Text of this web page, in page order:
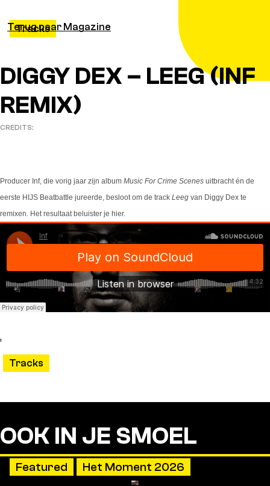
Tracks
Terug naar Magazine
DIGGY DEX – LEEG (INF
REMIX)
CREDITS:
Producer Inf, die vorig jaar zijn album Music For Crime Scenes uitbracht én de
eerste HIJS Beatbattle jureerde, besloot om de track Leeg van Diggy Dex te
remixen. Het resultaat beluister je hier.
,
Tracks
OOK IN JE SMOEL
Featured Het Moment 2026